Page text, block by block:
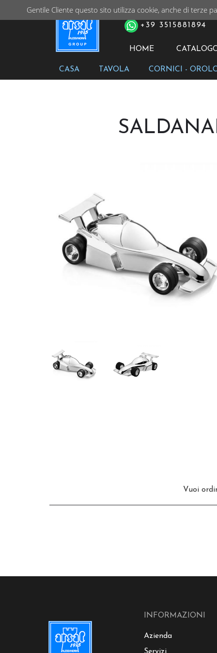
PER ORDINI
+39 3515881894
HOME
CASA TAVOLA CORNICI -
Vuoi
INFORMAZIONI
Azienda
Gentile Cliente questo sito utilizza cookie, anche di terze